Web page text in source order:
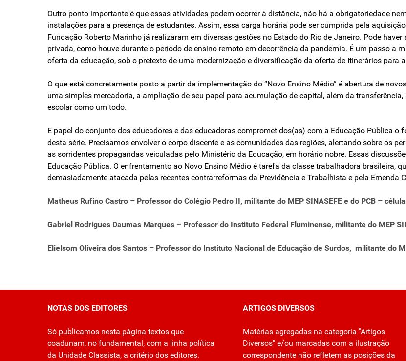
Outro ponto importante é que essas atividades podem ocorrer à distância, não há a obrigatoriedade
instalações para a presença de estudantes. Assim, essa carga horária pode ser cumprida pela
Fundação Roberto Marinho já realizaram em diversas gestões no Estado do Rio de Janeiro. Pode haver
privada, como houve durante o período de ensino remoto em decorrência da pandemia. É um passo a
oferta da educação, sob o pretexto de uma modernização e diversificação da oferta de Itinerários para
O que está concretamente posto a partir da implementação do “Novo Ensino Médio” é abertura de
uma simples mercadoria, a ampliação de seu papel para acumulação de capital, além da
escolar como um todo.
É papel do conjunto dos educadores e das educadoras comprometidos(as) com a Educação Pública
desta série. Precisamos envolver o corpo discente e as comunidades das regiões, alertando sobre os
as sorridentes propagandas veiculadas pelo Ministério da Educação, em horário nobre. Essas
Educação Pública. O enfrentamento ao Novo Ensino Médio é tarefa da classe trabalhadora brasileira,
demasiadamente atacada pelas recentes contrarreformas da Previdência e Trabalhista e pela Emenda
Matheus Rufino Castro – Professor do Colégio Pedro II, militante do MEP SINASEFE e do PCB –
Gabriel Rodrigues Daumas Marques – Professor do Instituto Federal Fluminense, militante do MEP
Elielsom Oliveira dos Santos – Professor do Instituto Nacional de Educação de Surdos, militante do
NOTAS DOS EDITORES
Só publicamos nesta página textos que
coadunam, no fundamental, com a linha política
da Unidade Classista, a critério dos editores.
ARTIGOS DIVERSOS
Matérias agregadas na categoria "Artigos
Diversos" e/ou marcadas com a ilustração
correspondente não refletem as posições da